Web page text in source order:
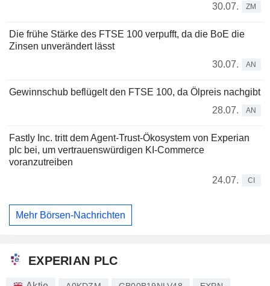
30.07. ZM
Die frühe Stärke des FTSE 100 verpufft, da die BoE die
Zinsen unverändert lässt
30.07.
AN
Gewinnschub beflügelt den FTSE 100, da Ölpreis nachgibt
28.07.
AN
Fastly Inc. tritt dem Agent-Trust-Ökosystem von Experian
plc bei, um vertrauenswürdigen KI-Commerce
voranzutreiben
24.07.
CI
Mehr Börsen-Nachrichten
EXPERIAN PLC